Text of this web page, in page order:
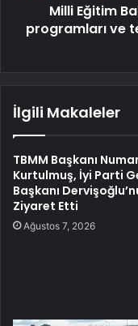
Milli Eğitim
programları ve
İlgili Makaleler
TBMM Başkanı
Kurtulmuş, İyi Parti
Başkanı
Ziyaret Etti
Ağustos 7, 2026